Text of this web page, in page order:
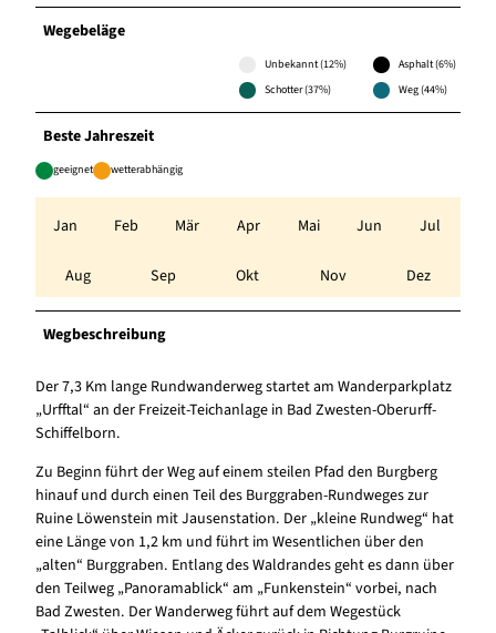
Wegebeläge
Unbekannt (12%)
Asphalt (6%)
Schotter (37%)
Weg (44%)
Beste Jahreszeit
geeignet wetterabhängig
Jan Feb Mär Apr Mai Jun Jul
Aug Sep Okt Nov Dez
Wegbeschreibung
Der 7,3 Km lange Rundwanderweg startet am Wanderparkplatz
„Urfftal“ an der Freizeit-Teichanlage in Bad Zwesten-Oberurff-
Schiffelborn.
Zu Beginn führt der Weg auf einem steilen Pfad den Burgberg
hinauf und durch einen Teil des Burggraben-Rundweges zur
Ruine Löwenstein mit Jausenstation. Der „kleine Rundweg“ hat
eine Länge von 1,2 km und führt im Wesentlichen über den
„alten“ Burggraben. Entlang des Waldrandes geht es dann über
den Teilweg „Panoramablick“ am „Funkenstein“ vorbei, nach
Bad Zwesten. Der Wanderweg führt auf dem Wegestück